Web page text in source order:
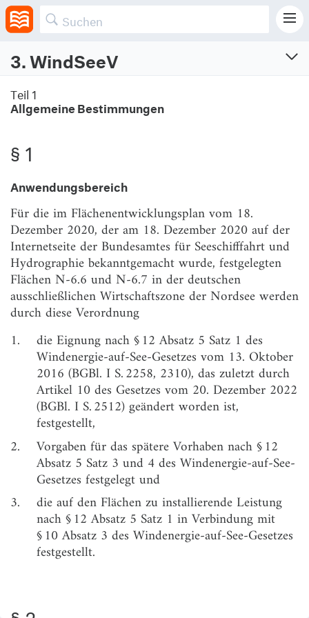
3. WindSeeV
Dritte Verordnung zur Durchführung des Windenergie-auf-See-Gesetzes
Teil 1
§ 1
Anwendungsbereich
§ 2
Begriffsbestimmungen
Teil 2
Feststellung der Eignung
Kapitel 1
Feststellung der Eignung und der Erforderlichkeit der
Realisierung von Windenergieanlagen auf See
§ 3
Feststellung der Eignung und der Erforderlichkeit
der Realisierung von Windenergieanlagen auf See
Kapitel 2
Vorgaben für das spätere Vorhaben
Abschnitt 1
Allgemeines
Unterabschnitt 1
Auswirkungen des Vorhabens auf die Meeresumwelt
§ 4
Monitoring
Verlegung und Dimensionierung von parkinternen
Seekabelsystemen
Vermeidung oder Verminderung von Emissionen
Teil 1
Allgemeine Bestimmungen
§ 1
Anwendungsbereich
Für die im Flächenentwicklungsplan vom 18.
Dezember 2020, der am 18. Dezember 2020 auf der
Internetseite der Bundesamtes für Seeschifffahrt und
Hydrographie bekanntgemacht wurde, festgelegten
Flächen N-6.6 und N-6.7 in der deutschen
ausschließlichen Wirtschaftszone der Nordsee werden
durch diese Verordnung
1.
die Eignung nach § 12 Absatz 5 Satz 1 des
Windenergie-auf-See-Gesetzes vom 13. Oktober
2016 (BGBl. I S. 2258, 2310), das zuletzt durch
Artikel 10 des Gesetzes vom 20. Dezember 2022
(BGBl. I S. 2512) geändert worden ist,
festgestellt,
2.
Vorgaben für das spätere Vorhaben nach § 12
Absatz 5 Satz 3 und 4 des Windenergie-auf-See-
Gesetzes festgelegt und
3.
die auf den Flächen zu installierende Leistung
nach § 12 Absatz 5 Satz 1 in Verbindung mit
§ 10 Absatz 3 des Windenergie-auf-See-Gesetzes
festgestellt.